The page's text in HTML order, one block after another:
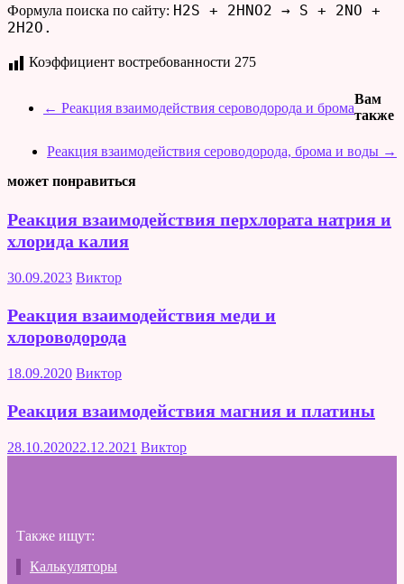
Формула поиска по сайту: H2S + 2HNO2 → S + 2NO +
2H2O.
Коэффициент востребованности 275
← Реакция взаимодействия сероводорода и брома
Реакция взаимодействия сероводорода, брома и воды →
Вам
также
может понравиться
Реакция взаимодействия перхлората натрия и
хлорида калия
30.09.2023 Виктор
Реакция взаимодействия меди и
хлороводорода
18.09.2020 Виктор
Реакция взаимодействия магния и платины
28.10.202022.12.2021 Виктор
Также ищут:
Калькуляторы